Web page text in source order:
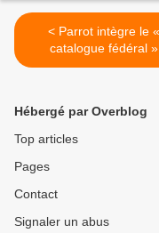
< Parrot intègre le «
catalogue fédéral »
américain
Hébergé par Overblog
Top articles
Pages
Contact
Signaler un abus